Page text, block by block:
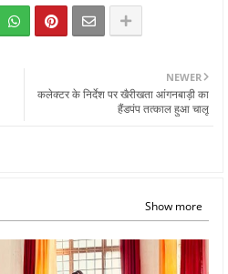
NEWER
कलेक्टर के निर्देश पर खैरीखता आंगनबाड़ी का
हैंडपंप तत्काल हुआ चालू
Show more